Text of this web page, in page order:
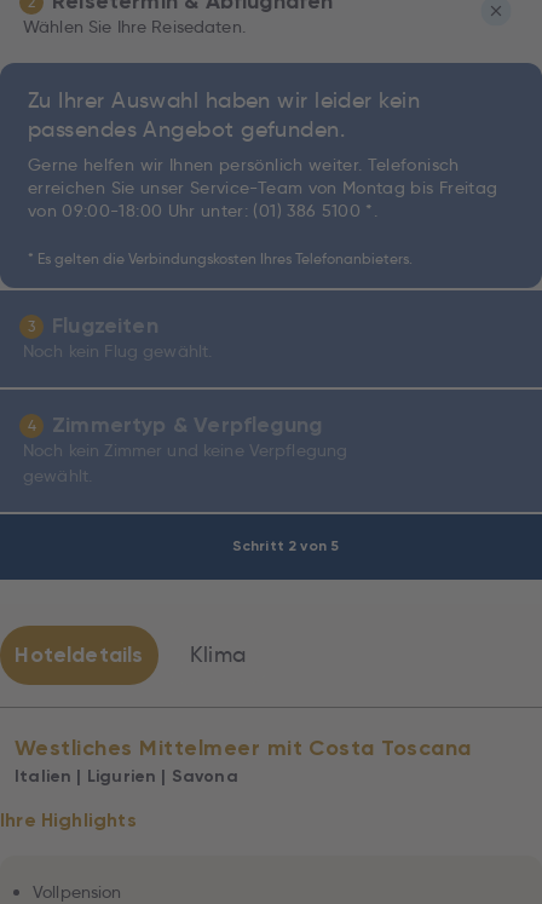
Schritt 2 von 5
Wählen Sie Ihre Reisedaten.
Zu Ihrer Auswahl haben wir leider kein
passendes Angebot gefunden.
Gerne helfen wir Ihnen persönlich weiter. Telefonisch
erreichen Sie unser Service-Team von Montag bis Freitag
von 09:00-18:00 Uhr unter: (01) 386 5100 *.
* Es gelten die Verbindungskosten Ihres Telefonanbieters.
3 Flugzeiten
Noch kein Flug gewählt.
4 Zimmertyp & Verpflegung
Noch kein Zimmer und keine Verpflegung
gewählt.
Hoteldetails Klima
Westliches Mittelmeer mit Costa Toscana
Italien | Ligurien | Savona
Ihre Highlights
Vollpension